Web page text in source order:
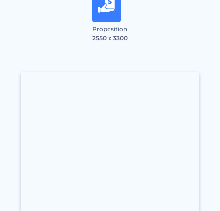
Proposition
2550 x 3300